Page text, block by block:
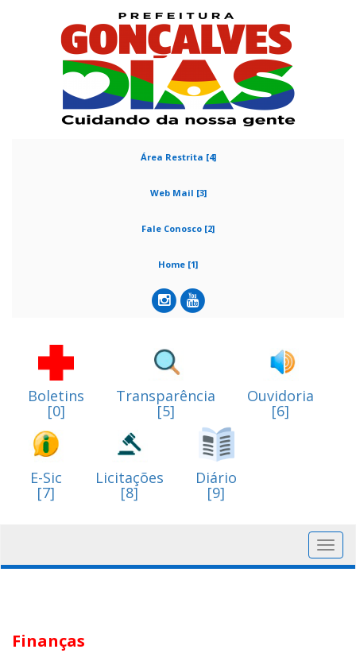
Área Restrita [4]
Web Mail [3]
Fale Conosco [2]
Home [1]
Boletins
[0]
Transparência
[5]
Ouvidoria
[6]
E-Sic
[7]
Licitações
[8]
Diário
[9]
Finanças